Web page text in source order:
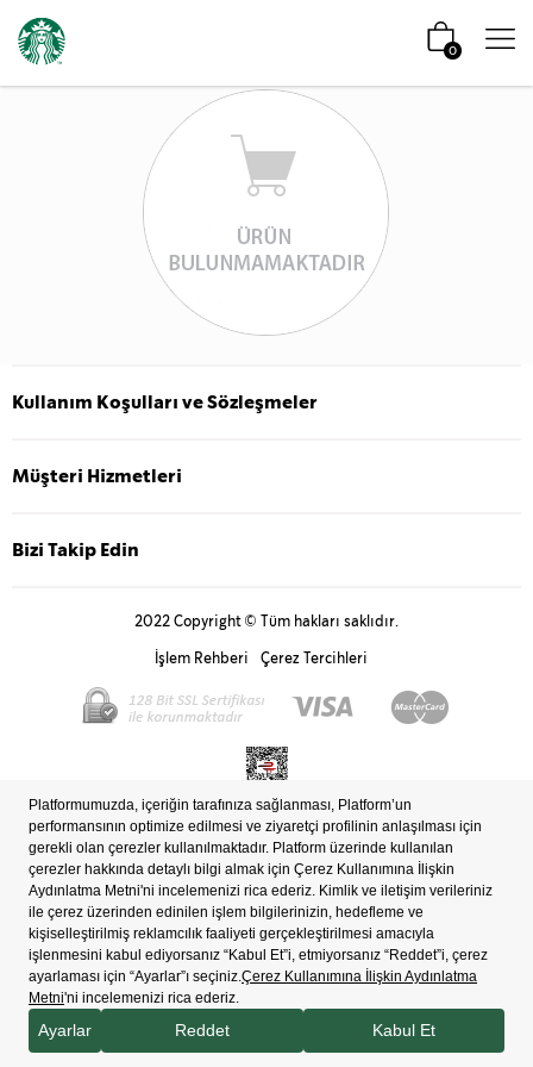
0
Kullanım Koşulları ve Sözleşmeler
Müşteri Hizmetleri
Bizi Takip Edin
2022 Copyright © Tüm hakları saklıdır.
İşlem Rehberi
Çerez Tercihleri
Bilgi Toplum Hizmetleri